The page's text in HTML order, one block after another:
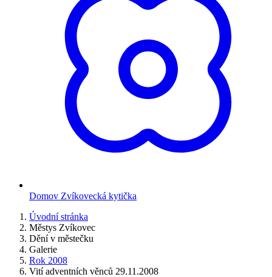
Domov Zvíkovecká kytička
Úvodní stránka
Městys Zvíkovec
Dění v městečku
Galerie
Rok 2008
Vití adventních věnců 29.11.2008